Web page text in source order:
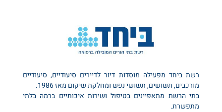
רשת ביחד מפעילה מוסדות דיור לדיירים סיעודיים, סיעודיים
מורכבים, תשושים, תשושי נפש ומחלקת שיקום מאז 1986.
בתי הרשת מתאפיינים בטיפול ושירות איכותיים ברמה בלתי
מתפשרת.